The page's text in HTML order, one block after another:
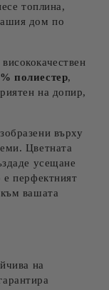
топлина,
дом по
полиестер,
на допир,
върху
Цветната
усещане
е перфектният
вашата
на